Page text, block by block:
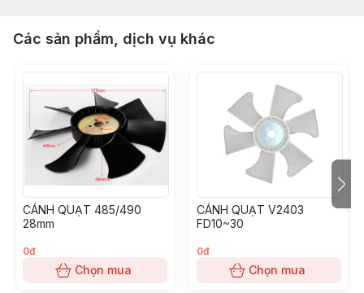
Các sản phẩm, dịch vụ khác
CÁNH QUẠT 485/490
28mm
0đ
Chọn mua
CÁNH QUẠT V2403
FD10~30
0đ
Chọn mua